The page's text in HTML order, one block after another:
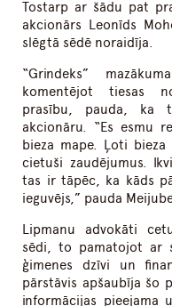
Tostarp ar šādu pat
akcionārs Leonīds
slēgtā sēdē noraidīja.
“Grindeks”
komentējot tiesas
prasību, pauda, ka
akcionāru. “Es esmu
bieza mape. Ļoti bieza
cietuši zaudējumus.
tas ir tāpēc, ka kāds
ieguvējs,” pauda
Lipmanu advokāti
sēdi, to pamatojot ar
ģimenes dzīvi un
pārstāvis apšaubīja šo
informācijas pieejama